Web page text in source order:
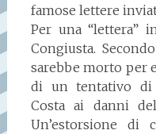
famose lettere
Per una “lettera”
Congiusta.
sarebbe morto per
di un tentativo di
Costa ai danni
Un’estorsione di